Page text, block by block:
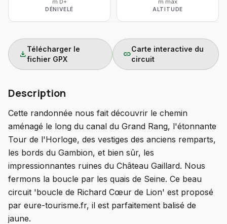
m D+
DÉNIVELÉ
m max
ALTITUDE
download
Télécharger le
fichier GPX
link
Carte interactive du
circuit
Description
Cette randonnée nous fait découvrir le chemin
aménagé le long du canal du Grand Rang, l'étonnante
Tour de l'Horloge, des vestiges des anciens remparts,
les bords du Gambion, et bien sûr, les
impressionnantes ruines du Château Gaillard. Nous
fermons la boucle par les quais de Seine. Ce beau
circuit 'boucle de Richard Cœur de Lion' est proposé
par eure-tourisme.fr, il est parfaitement balisé de
jaune.